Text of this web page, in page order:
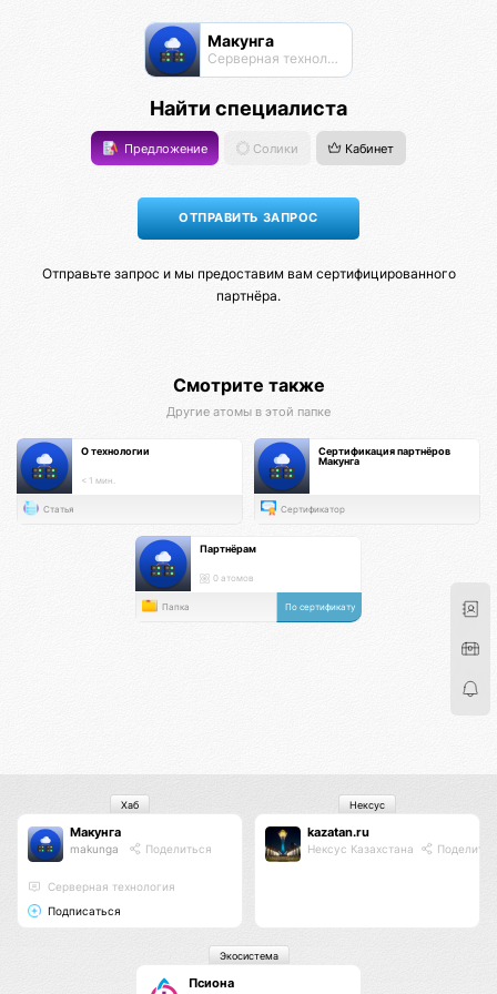
Макунга
Серверная технология
Найти специалиста
Предложение Солики Кабинет
Отправьте запрос и мы предоставим вам сертифицированного
партнёра.
Смотрите также
Другие атомы в этой папке
О технологии
< 1 мин.
Статья
Сертификация партнёров
Макунга
Сертификатор
Партнёрам
0 атомов
Папка По сертификату
Макунга
makunga Поделиться
Серверная технология
Подписаться
Хаб
kazatan.ru
Нексус Казахстана
Нексус
Псиона
Экосистема